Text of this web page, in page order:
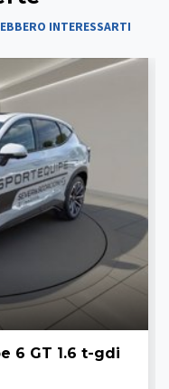
INTERESSARTI
6 GT 1.6 t-gdi